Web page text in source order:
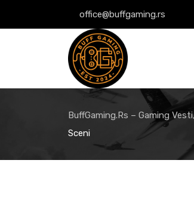
to
office@buffgaming.rs
BuffGaming.rs – Gaming
Sceni